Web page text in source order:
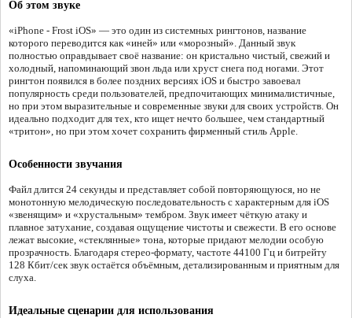
Об этом звуке
«iPhone - Frost iOS» — это один из системных рингтонов, название
которого переводится как «иней» или «морозный». Данный звук
полностью оправдывает своё название: он кристально чистый, свежий и
холодный, напоминающий звон льда или хруст снега под ногами. Этот
рингтон появился в более поздних версиях iOS и быстро завоевал
популярность среди пользователей, предпочитающих минималистичные,
но при этом выразительные и современные звуки для своих устройств. Он
идеально подходит для тех, кто ищет нечто большее, чем стандартный
«тритон», но при этом хочет сохранить фирменный стиль Apple.
Особенности звучания
Файл длится 24 секунды и представляет собой повторяющуюся, но не
монотонную мелодическую последовательность с характерным для iOS
«звенящим» и «хрустальным» тембром. Звук имеет чёткую атаку и
плавное затухание, создавая ощущение чистоты и свежести. В его основе
лежат высокие, «стеклянные» тона, которые придают мелодии особую
прозрачность. Благодаря стерео-формату, частоте 44100 Гц и битрейту
128 Кбит/сек звук остаётся объёмным, детализированным и приятным для
слуха.
Идеальные сценарии для использования